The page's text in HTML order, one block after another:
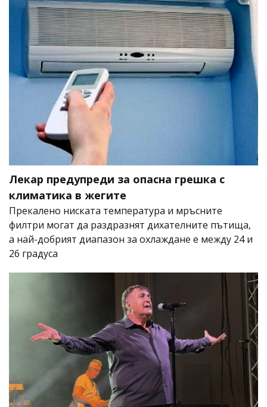
Лекар предупреди за опасна грешка с
климатика в жегите
Прекалено ниската температура и мръсните
филтри могат да раздразнят дихателните пътища,
а най-добрият диапазон за охлаждане е между 24 и
26 градуса